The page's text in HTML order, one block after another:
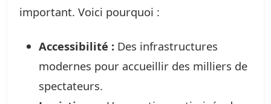
important. Voici pourquoi :
Accessibilité : Des infrastructures
modernes pour accueillir des milliers de
spectateurs.